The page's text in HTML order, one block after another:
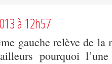
à 12h57
gauche relève de la
pourquoi